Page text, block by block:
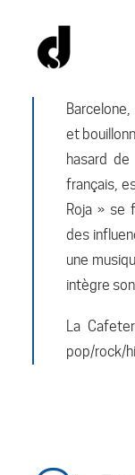
et
hasard
français,
Roja » se
des
une
intègre
La
pop/rock/